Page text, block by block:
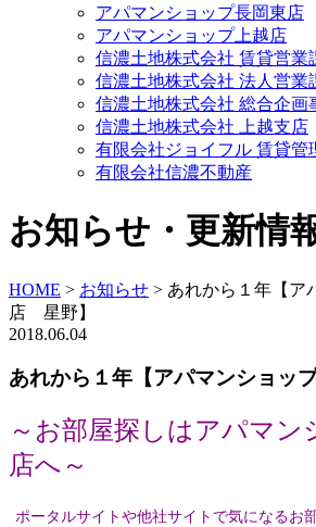
アパマンショップ長岡東店
アパマンショップ上越店
信濃土地株式会社 賃貸営業
信濃土地株式会社 法人営業
信濃土地株式会社 総合企画
信濃土地株式会社 上越支店
有限会社ジョイフル 賃貸管
有限会社信濃不動産
お知らせ・更新情
HOME > お知らせ > あれから１年【ア
店 星野】
2018.06.04
あれから１年【アパマンショッ
～お部屋探しはアパマン
店へ～
ポータルサイトや他社サイトで気になるお